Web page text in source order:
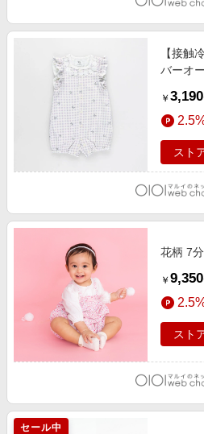
【接触
バーオ
￥ 3,190
スト
花柄 7
￥ 9,350
スト
セール中